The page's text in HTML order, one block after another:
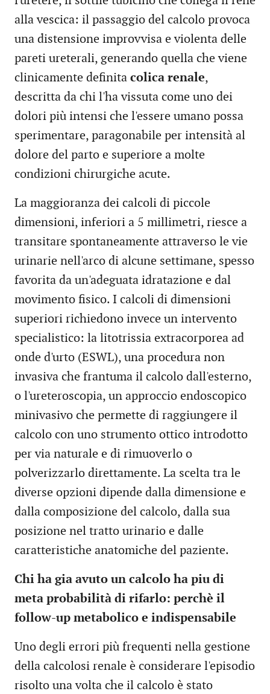
alla vescica: il passaggio del calcolo provoca
una distensione improvvisa e violenta delle
pareti ureterali, generando quella che viene
clinicamente definita colica renale,
descritta da chi l'ha vissuta come uno dei
dolori più intensi che l'essere umano possa
sperimentare, paragonabile per intensità al
dolore del parto e superiore a molte
condizioni chirurgiche acute.
La maggioranza dei calcoli di piccole
dimensioni, inferiori a 5 millimetri, riesce a
transitare spontaneamente attraverso le vie
urinarie nell'arco di alcune settimane, spesso
favorita da un'adeguata idratazione e dal
movimento fisico. I calcoli di dimensioni
superiori richiedono invece un intervento
specialistico: la litotrissia extracorporea ad
onde d'urto (ESWL), una procedura non
invasiva che frantuma il calcolo dall'esterno,
o l'ureteroscopia, un approccio endoscopico
minivasivo che permette di raggiungere il
calcolo con uno strumento ottico introdotto
per via naturale e di rimuoverlo o
polverizzarlo direttamente. La scelta tra le
diverse opzioni dipende dalla dimensione e
dalla composizione del calcolo, dalla sua
posizione nel tratto urinario e dalle
caratteristiche anatomiche del paziente.
Chi ha gia avuto un calcolo ha piu di
meta probabilità di rifarlo: perchè il
follow-up metabolico e indispensabile
Uno degli errori più frequenti nella gestione
della calcolosi renale è considerare l'episodio
risolto una volta che il calcolo è stato